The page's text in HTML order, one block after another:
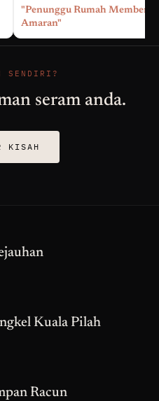
"Penunggu Rumah Memberi
Amaran"
SENDIRI?
seram anda.
KISAH
Kuala Pilah
Racun